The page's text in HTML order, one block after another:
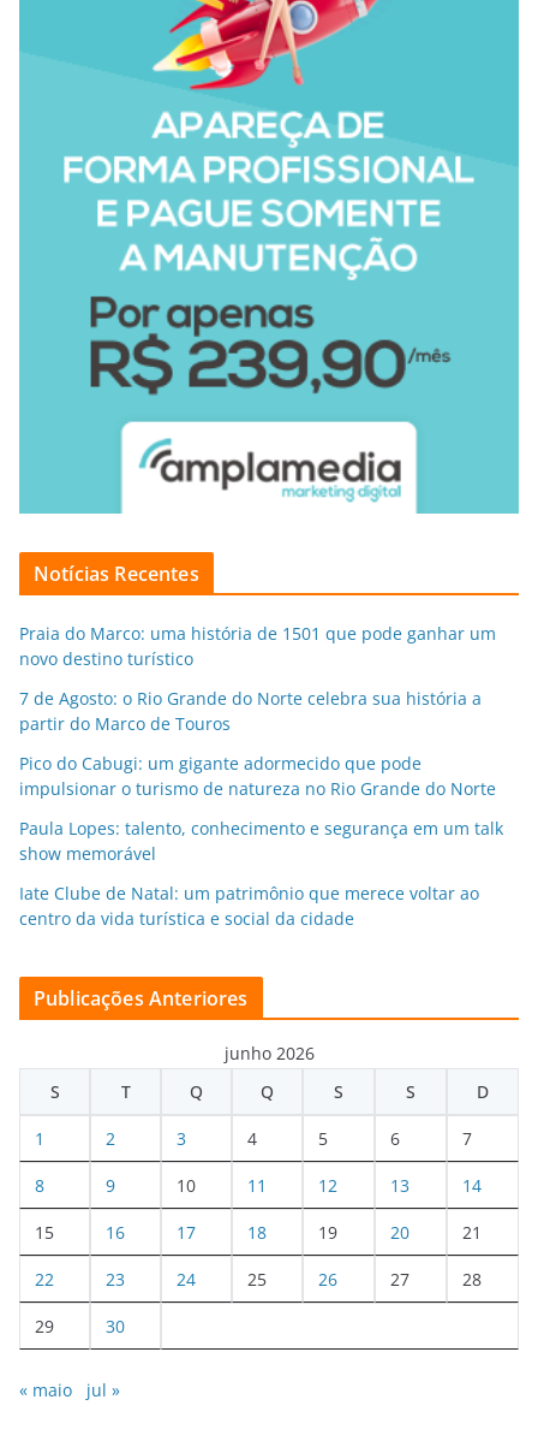
Notícias Recentes
Praia do Marco: uma história de 1501 que pode ganhar um
novo destino turístico
7 de Agosto: o Rio Grande do Norte celebra sua história a
partir do Marco de Touros
Pico do Cabugi: um gigante adormecido que pode
impulsionar o turismo de natureza no Rio Grande do Norte
Paula Lopes: talento, conhecimento e segurança em um talk
show memorável
Iate Clube de Natal: um patrimônio que merece voltar ao
centro da vida turística e social da cidade
Publicações Anteriores
junho 2026
S
T Q Q S S D
1 2 3 4 5 6 7
8 9 10 11 12 13 14
15 16 17 18 19 20 21
22 23 24 25 26 27 28
29 30
« maio jul »